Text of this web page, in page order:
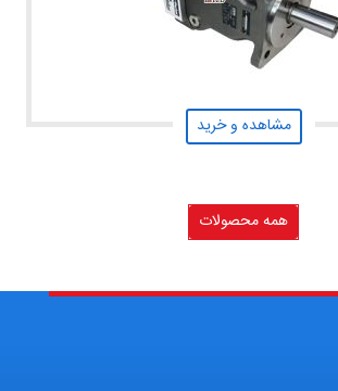
مشاهده و خرید
همه محصولات